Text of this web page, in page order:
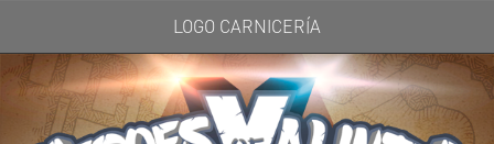
LOGO CARNICERÍA